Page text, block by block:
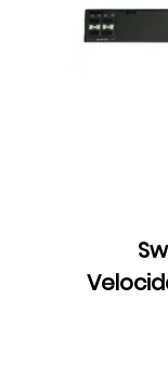
1016